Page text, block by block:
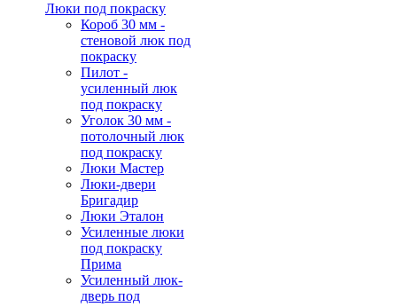
Люки под покраску
Короб 30 мм -
стеновой люк под
покраску
Пилот -
усиленный люк
под покраску
Уголок 30 мм -
потолочный люк
под покраску
Люки Мастер
Люки-двери
Бригадир
Люки Эталон
Усиленные люки
под покраску
Прима
Усиленный люк-
дверь под